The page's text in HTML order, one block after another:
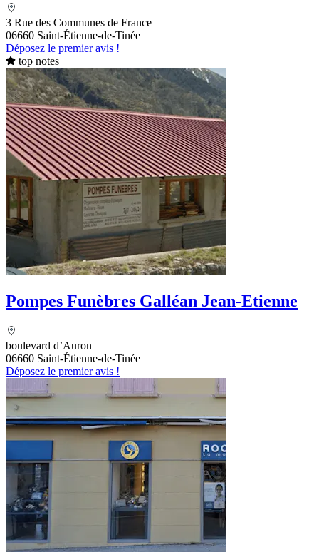
3 Rue des Communes de France
06660 Saint-Étienne-de-Tinée
Déposez le premier avis !
top notes
Pompes Funèbres Galléan Jean-Etienne
boulevard d’Auron
06660 Saint-Étienne-de-Tinée
Déposez le premier avis !